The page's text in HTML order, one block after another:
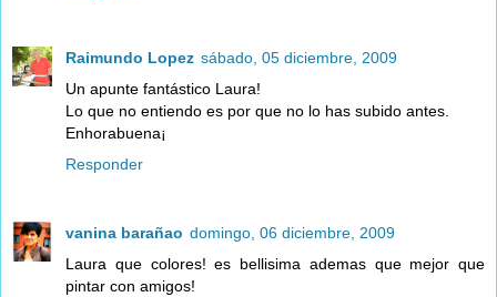
Raimundo Lopez sábado, 05 diciembre, 2009
Un apunte fantástico Laura!
Lo que no entiendo es por que no lo has subido antes.
Enhorabuena¡
Responder
vanina barañao domingo, 06 diciembre, 2009
Laura que colores! es bellisima ademas que mejor que
pintar con amigos!